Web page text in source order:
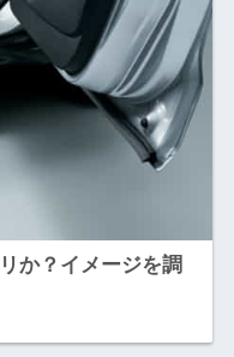
か？イメージを調